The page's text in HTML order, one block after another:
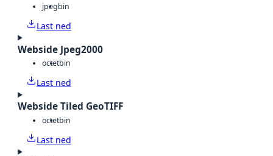
jpegbin
Last ned
Webside Jpeg2000
octetbin
Last ned
Webside Tiled GeoTIFF
octetbin
Last ned